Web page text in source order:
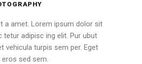
a amet. Lorem ipsum dolor sit
tetur adipisc ing elit. Pur ubut
vehicula turpis sem per. Eget
sed sem.